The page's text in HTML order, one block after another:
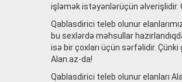
işləmək istəyənlərüçün əlverişlidir.
Qablasdirici teleb olunur
bu sexlərdə məhsullar
isə bir çoxları üçün sərfəlidir.
Alan.az-da!
Qablasdirici teleb olunur elanları